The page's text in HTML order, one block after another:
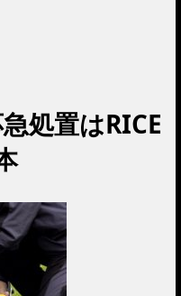
処置はRICE